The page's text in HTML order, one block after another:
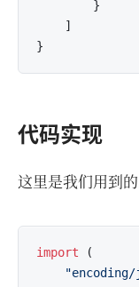
}
]
}
代码实现
这里是我们用到
import (